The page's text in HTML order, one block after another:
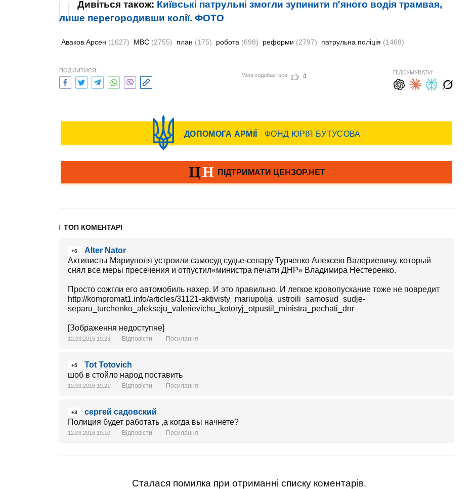
Дивіться також: Київські патрульні змогли зупинити п'яного водія трамвая,
лише перегородивши колії. ФОТО
Аваков Арсен (1627) МВС (2755) план (175) робота (698) реформи (2797) патрульна поліція (1469)
ПОДІЛИТИСЯ:
Мені подобається 4 ПІДСУМУВАТИ:
ТОП КОМЕНТАРІ
+6
Alter Nator
Активисты Мариуполя устроили самосуд судье-сепару Турченко Алексею Валериевичу, который
снял все меры пресечения и отпустил«министра печати ДНР» Владимира Нестеренко.
Просто сожгли его автомобиль нахер. И это правильно. И легкое кровопускание тоже не повредит
http://kompromat1.info/articles/31121-aktivisty_mariupolja_ustroili_samosud_sudje-
separu_turchenko_alekseju_valerievichu_kotoryj_otpustil_ministra_pechati_dnr
[Зображення недоступне]
12.03.2016 19:23 Відповісти Посилання
+5
Tot Totovich
шоб в стойло народ поставить
12.03.2016 19:21 Відповісти Посилання
+3
сергей садовский
Полиция будет работать ,а когда вы начнете?
12.03.2016 19:10 Відповісти Посилання
Сталася помилка при отриманні списку коментарів.